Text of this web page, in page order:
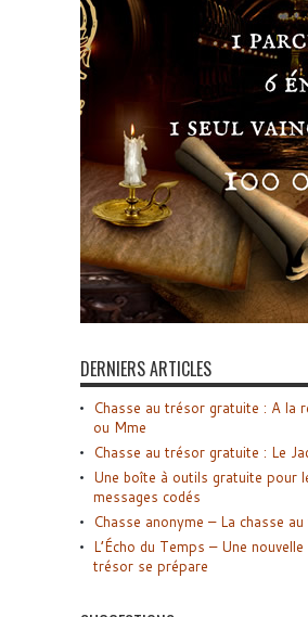
DERNIERS ARTICLES
Chasse au trésor gratuite : A la
ou Mme
Chasse au trésor gratuite : Le
Une boîte à outils gratuite pour
messages codés
Chasse anonyme – La chasse
L’Écho du Temps – Une
trésor se prépare